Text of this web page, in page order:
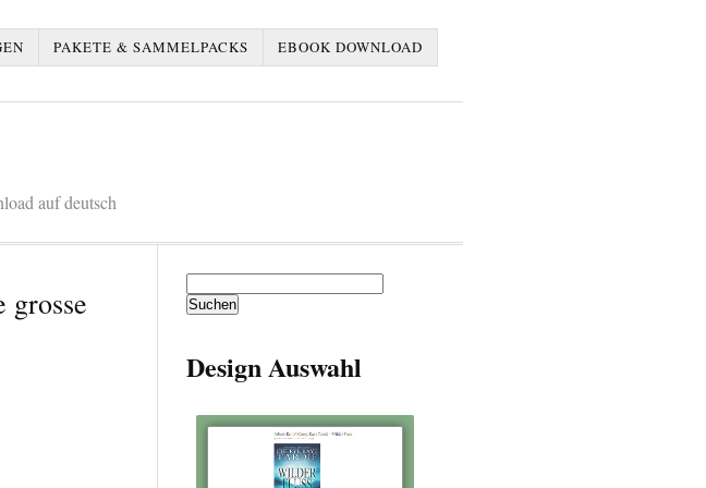
PAKETE & SAMMELPACKS
EBOOK DOWNLOAD
auf deutsch
grosse
nach:
Design Auswahl